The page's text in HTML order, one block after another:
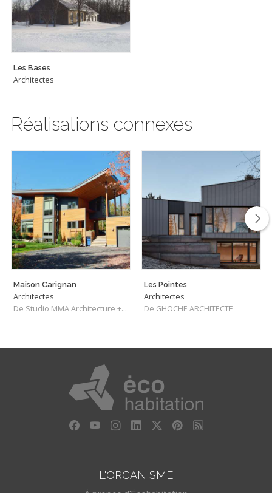
Les Bases
Architectes
Réalisations connexes
Maison Carignan
Architectes
De Studio MMA Architecture + Design
Les Pointes
Architectes
De GHOCHE ARCHITECTE
L'ORGANISME